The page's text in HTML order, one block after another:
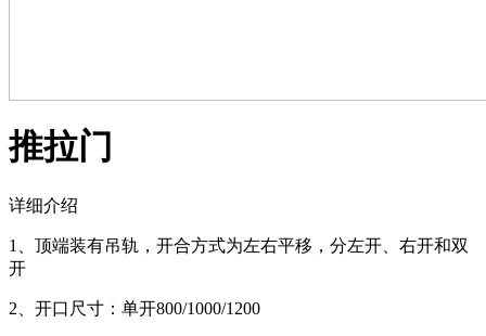
推拉门
详细介绍
1、顶端装有吊轨，开合方式为左右平移，分左开、右开和双
开
2、开口尺寸：单开800/1000/1200